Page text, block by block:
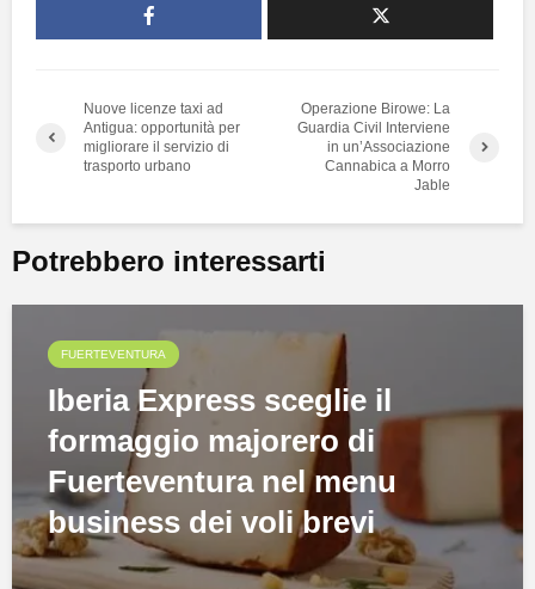
Nuove licenze taxi ad
Antigua: opportunità per
migliorare il servizio di
trasporto urbano
Operazione Birowe: La
Guardia Civil Interviene
in un’Associazione
Cannabica a Morro
Jable
Potrebbero interessarti
FUERTEVENTURA
Iberia Express sceglie il
formaggio majorero di
Fuerteventura nel menu
business dei voli brevi